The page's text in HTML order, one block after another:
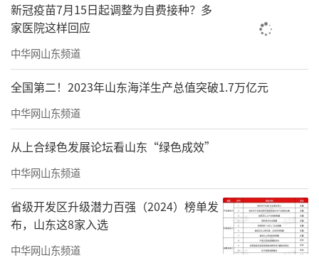
新冠疫苗7月15日起调整为自费接种？多
家医院这样回应
中华网山东频道
全国第二！2023年山东海洋生产总值突破1.7万亿元
中华网山东频道
从上合绿色发展论坛看山东“绿色成效”
中华网山东频道
省级开发区升级潜力百强（2024）榜单发
布，山东这8家入选
中华网山东频道